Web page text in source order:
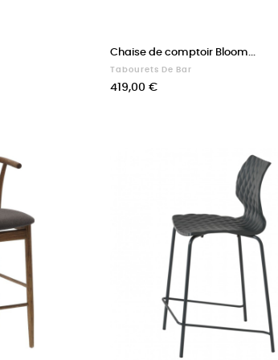
Chaise de comptoir Bloom...
Tabourets De Bar
Prix
419,00 €